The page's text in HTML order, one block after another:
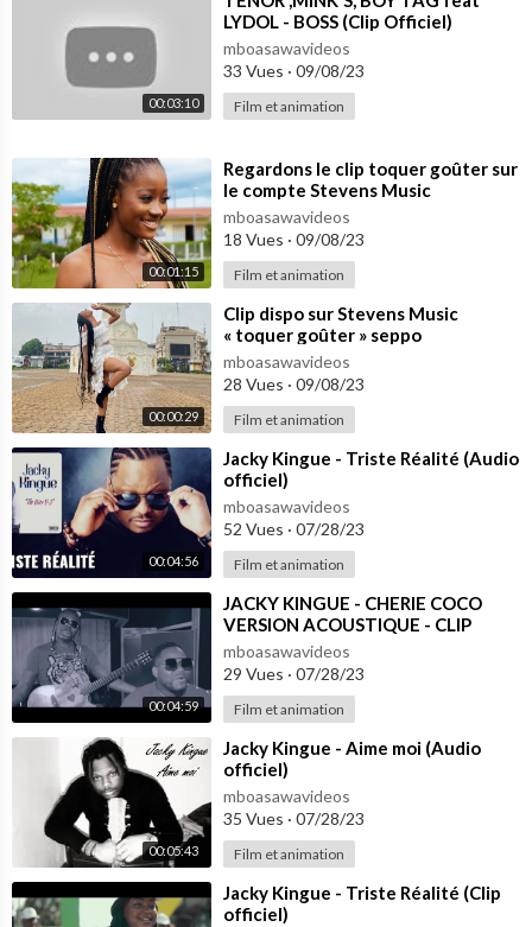
00:03:10
LYDOL - BOSS (Clip Officiel)
mboasawavideos
33 Vues · 09/08/23
Film et animation
00:01:15
⁣Regardons le clip toquer goûter sur
le compte Stevens Music
mboasawavideos
18 Vues · 09/08/23
Film et animation
00:00:29
⁣Clip dispo sur Stevens Music
« toquer goûter » seppo
mboasawavideos
28 Vues · 09/08/23
Film et animation
00:04:56
⁣Jacky Kingue - Triste Réalité (Audio
officiel)
mboasawavideos
52 Vues · 07/28/23
Film et animation
00:04:59
⁣JACKY KINGUE - CHERIE COCO
VERSION ACOUSTIQUE - CLIP
OFFICIEL
mboasawavideos
29 Vues · 07/28/23
Film et animation
00:05:43
⁣Jacky Kingue - Aime moi (Audio
officiel)
mboasawavideos
35 Vues · 07/28/23
Film et animation
⁣Jacky Kingue - Triste Réalité (Clip
officiel)